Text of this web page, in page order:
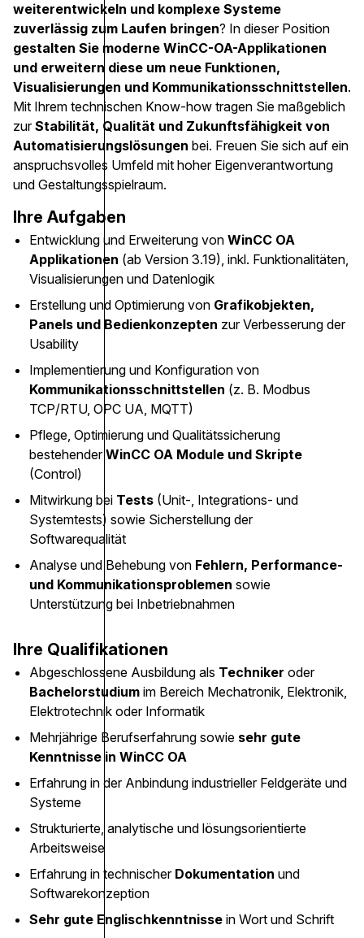
weiterentwickeln und komplexe Systeme
zuverlässig zum Laufen bringen? In dieser Position
gestalten Sie moderne WinCC-OA-Applikationen
und erweitern diese um neue Funktionen,
Visualisierungen und Kommunikationsschnittstellen.
Mit Ihrem technischen Know-how tragen Sie maßgeblich
zurStabilität, Qualität und Zukunftsfähigkeit von
Automatisierungslösungen bei. Freuen Sie sich auf ein
anspruchsvolles Umfeld mit hoher Eigenverantwortung
und Gestaltungsspielraum.
Ihre Aufgaben
Entwicklung und Erweiterung von WinCC OA
Applikationen (ab Version 3.19), inkl. Funktionalitäten,
Visualisierungen und Datenlogik
Erstellung und Optimierung von Grafikobjekten,
Panels und Bedienkonzepten zur Verbesserung der
Usability
Implementierung und Konfiguration von
Kommunikationsschnittstellen (z. B. Modbus
TCP/RTU, OPC UA, MQTT)
Pflege, Optimierung und Qualitätssicherung
bestehenderWinCC OA Module und Skripte
(Control)
Mitwirkung bei Tests (Unit-, Integrations- und
Systemtests) sowie Sicherstellung der
Softwarequalität
Analyse und Behebung von Fehlern, Performance-
und Kommunikationsproblemen sowie
Unterstützung bei Inbetriebnahmen
Ihre Qualifikationen
Abgeschlossene Ausbildung als Techniker oder
Bachelorstudium im Bereich Mechatronik, Elektronik,
Elektrotechnik oder Informatik
Mehrjährige Berufserfahrung sowie sehr gute
Kenntnisse in WinCC OA
Erfahrung in der Anbindung industrieller Feldgeräte und
Systeme
Strukturierte, analytische und lösungsorientierte
Arbeitsweise
Erfahrung in technischer Dokumentation und
Softwarekonzeption
Sehr gute Englischkenntnisse in Wort und Schrift